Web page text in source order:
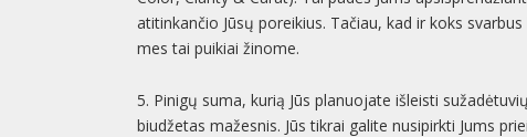
atitinkančio Jūsų poreikius. Tačiau, kad ir koks
mes tai puikiai žinome.
5. Pinigų suma, kurią Jūs planuojate išleisti
biudžetas mažesnis. Jūs tikrai galite nusipirkti Jums